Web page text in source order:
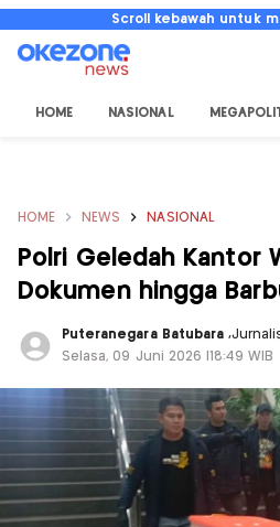
Scroll kebawah untuk
HOME NASIONAL
HOME NEWS NASIONAL
Polri Geledah Kantor
Dokumen hingga
Puteranegara Batubara,
Selasa, 09 Juni 2026 |18:49 WIB